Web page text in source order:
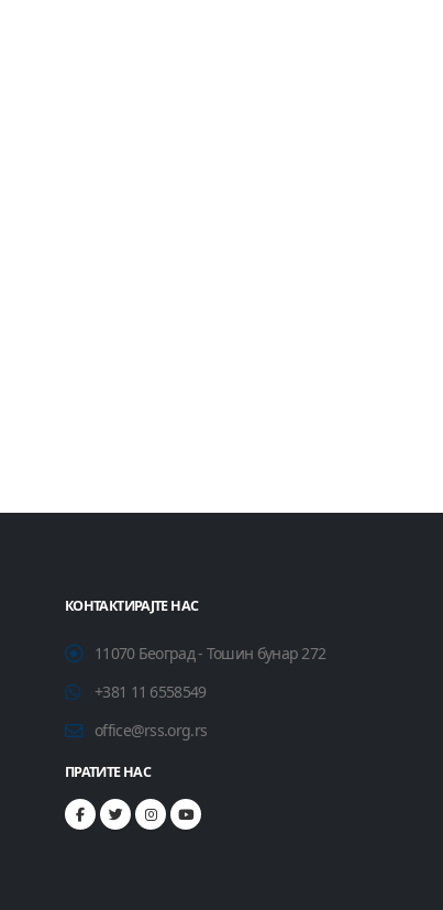
КОНТАКТИРАЈТЕ НАС
11070 Београд - Тошин бунар 272
+381 11 6558549
office@rss.org.rs
ПРАТИТЕ НАС